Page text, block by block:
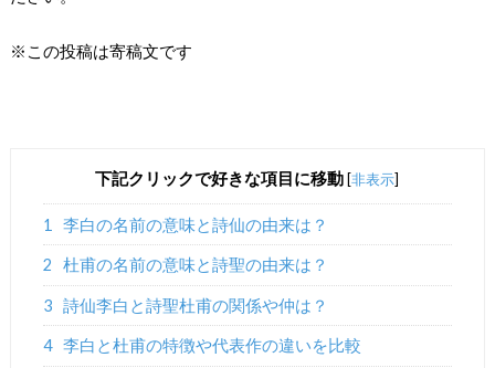
※この投稿は寄稿文です
下記クリックで好きな項目に移動 [非表示]
1 李白の名前の意味と詩仙の由来は？
2 杜甫の名前の意味と詩聖の由来は？
3 詩仙李白と詩聖杜甫の関係や仲は？
4 李白と杜甫の特徴や代表作の違いを比較